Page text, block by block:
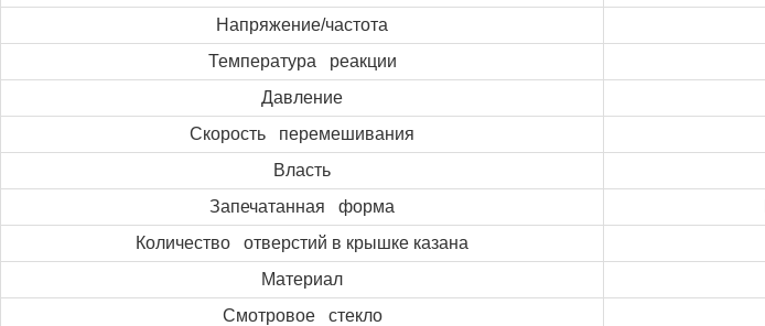
Напряжение/частота
Температура реакции
Давление
Скорость перемешивания
Власть
Запечатанная форма
Количество отверстий в крышке казана
Материал
Смотровое стекло